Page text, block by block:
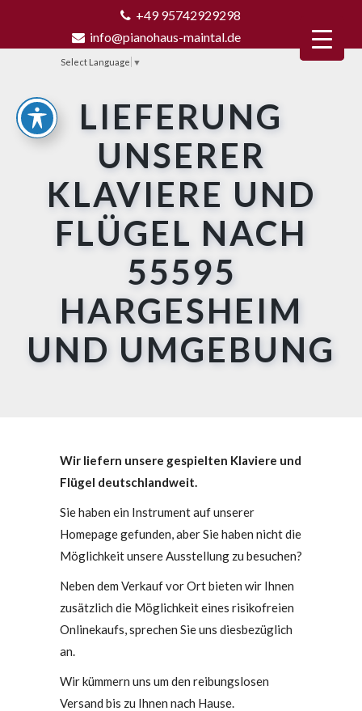
+49 95742929298
info@pianohaus-maintal.de
Select Language ▼
LIEFERUNG
UNSERER
KLAVIERE UND
FLÜGEL NACH
55595
HARGESHEIM
UND UMGEBUNG
Wir liefern unsere gespielten Klaviere und
Flügel deutschlandweit.
Sie haben ein Instrument auf unserer
Homepage gefunden, aber Sie haben nicht die
Möglichkeit unsere Ausstellung zu besuchen?
Neben dem Verkauf vor Ort bieten wir Ihnen
zusätzlich die Möglichkeit eines risikofreien
Onlinekaufs, sprechen Sie uns diesbezüglich
an.
Wir kümmern uns um den reibungslosen
Versand bis zu Ihnen nach Hause.